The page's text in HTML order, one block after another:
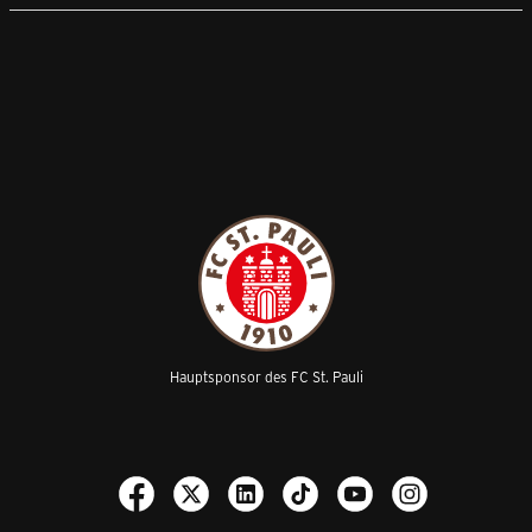
Hauptsponsor des FC St. Pauli